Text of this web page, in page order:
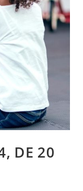
DE 20